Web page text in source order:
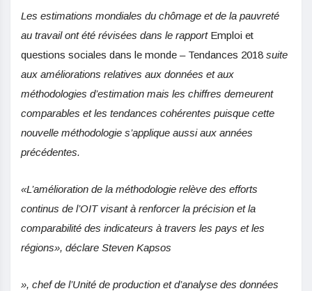
Les estimations mondiales du chômage et de la pauvreté
au travail ont été révisées dans le rapport Emploi et
questions sociales dans le monde – Tendances 2018 suite
aux améliorations relatives aux données et aux
méthodologies d’estimation mais les chiffres demeurent
comparables et les tendances cohérentes puisque cette
nouvelle méthodologie s’applique aussi aux années
précédentes.
«L’amélioration de la méthodologie relève des efforts
continus de l’OIT visant à renforcer la précision et la
comparabilité des indicateurs à travers les pays et les
régions», déclare Steven Kapsos
», chef de l’Unité de production et d’analyse des données